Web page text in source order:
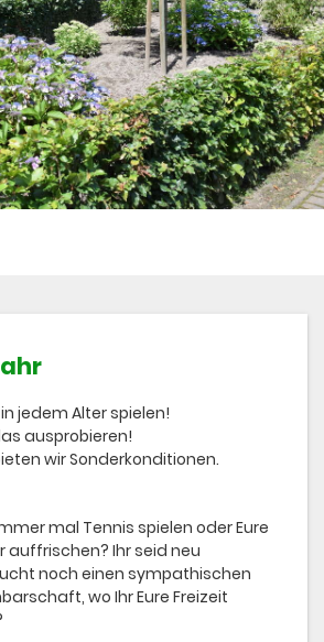
jedem Alter spielen!
ausprobieren!
wir Sonderkonditionen.
mal Tennis spielen oder Eure
auffrischen? Ihr seid neu
noch einen sympathischen
wo Ihr Eure Freizeit